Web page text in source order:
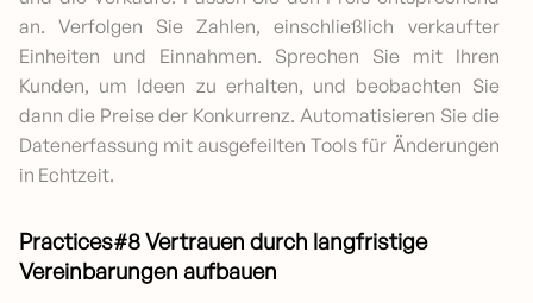
an. Verfolgen Sie Zahlen, einschließlich verkaufter
Einheiten und Einnahmen. Sprechen Sie mit Ihren
Kunden, um Ideen zu erhalten, und beobachten Sie
dann die Preise der Konkurrenz. Automatisieren Sie die
Datenerfassung mit ausgefeilten Tools für Änderungen
in Echtzeit.
Practices#8 Vertrauen durch langfristige
Vereinbarungen aufbauen